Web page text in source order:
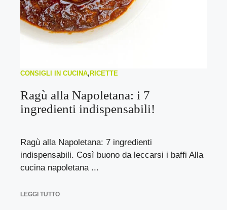
CONSIGLI IN CUCINA, RICETTE
Ragù alla Napoletana: i 7
ingredienti indispensabili!
Ragù alla Napoletana: 7 ingredienti
indispensabili. Così buono da leccarsi i baffi Alla
cucina napoletana ...
LEGGI TUTTO